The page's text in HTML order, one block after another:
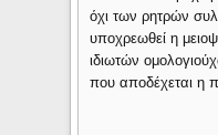
όχι των ρητρών
υποχρεωθεί η
ιδιωτών
που αποδέχεται η